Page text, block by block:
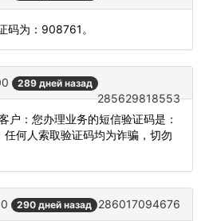
码为：908761。
289 дней назад
285629818553
户：您办理业务的短信验证码是：
何人索取验证码均为诈骗，切勿
290 дней назад 286017094676